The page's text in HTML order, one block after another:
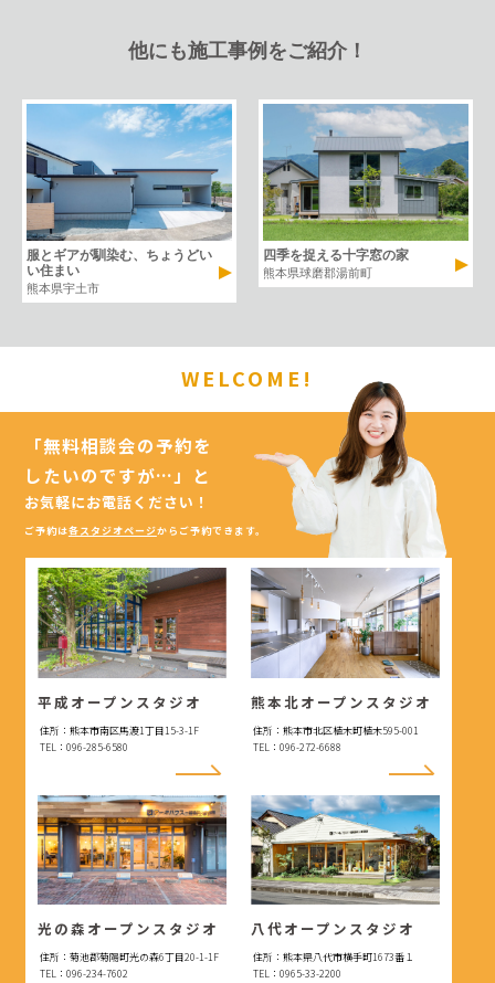
他にも施工事例をご紹介！
服とギアが馴染む、ちょうどい
い住まい
熊本県宇土市
四季を捉える十字窓の家
熊本県球磨郡湯前町
WELCOME!
「無料相談会の予約を
したいのですが…」
と
お気軽にお電話ください！
ご予約は各スタジオページからご予約できます。
平成オープンスタジオ
住所：熊本市南区馬渡1丁目15-3-1F
TEL：096-285-6580
熊本北オープンスタジオ
住所：熊本市北区植木町植木595-001
TEL：096-272-6688
光の森オープンスタジオ
住所：菊池郡菊陽町光の森6丁目20-1-1F
TEL：096-234-7602
八代オープンスタジオ
住所：熊本県八代市横手町1673番１
TEL：0965-33-2200